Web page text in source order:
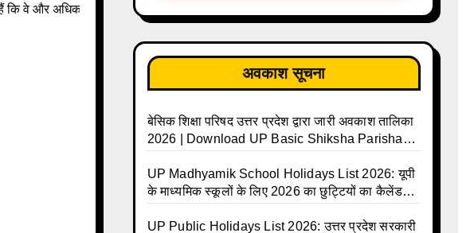
अधिक छात्रों और शिक्षकों तक पहुँचें, तो हम आपकी मदद करना चाहते हैं! कृपया हमें अपने वीडियो का
अवकाश सूचना
बेसिक शिक्षा परिषद उत्तर प्रदेश द्वारा जारी अवकाश तालिका
2026 | Download UP Basic Shiksha Parishad
Basic School Avkash Talika UP 2026 | UP
Basic Shiksha Parishad Avkash Talika 2026 |
and Calendar List 2026
UP Madhyamik School Holidays List 2026: यूपी
के माध्यमिक स्कूलों के लिए 2026 का छुट्टियों का कैलेंडर
Talika | UP Madhyamik Avkash Talika 2026 |
UP Public Holidays List 2026: उत्तर प्रदेश सरकारी